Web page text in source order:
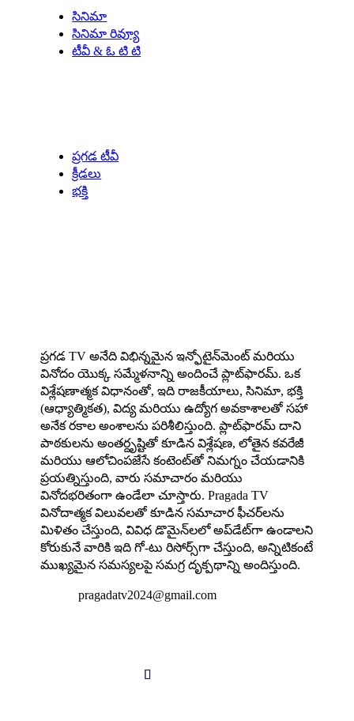
సినిమా
సినిమా రివ్యూ
టీవీ & ఓ టి టి
ప్రగడ టీవీ
క్రీడలు
భక్తి
ప్రగడ TV అనేది విభిన్నమైన ఇన్ఫోటైన్‌మెంట్ మరియు
వినోదం యొక్క సమ్మేళనాన్ని అందించే ప్లాట్‌ఫారమ్. ఒక
విశ్లేషణాత్మక విధానంతో, ఇది రాజకీయాలు, సినిమా, భక్తి
(ఆధ్యాత్మికత), విద్య మరియు ఉద్యోగ అవకాశాలతో సహా
అనేక రకాల అంశాలను పరిశీలిస్తుంది. ప్లాట్‌ఫారమ్ దాని
పాఠకులను అంతర్దృష్టితో కూడిన విశ్లేషణ, లోతైన కవరేజీ
మరియు ఆలోచింపజేసే కంటెంట్‌తో నిమగ్నం చేయడానికి
ప్రయత్నిస్తుంది, వారు సమాచారం మరియు
వినోదభరితంగా ఉండేలా చూస్తారు. Pragada TV
వినోదాత్మక విలువలతో కూడిన సమాచార ఫీచర్‌లను
మిళితం చేస్తుంది, వివిధ డొమైన్‌లలో అప్‌డేట్‌గా ఉండాలని
కోరుకునే వారికి ఇది గో-టు రిసోర్స్‌గా చేస్తుంది, అన్నిటికంటే
ముఖ్యమైన సమస్యలపై సమగ్ర దృక్పథాన్ని అందిస్తుంది.
pragadatv2024@gmail.com